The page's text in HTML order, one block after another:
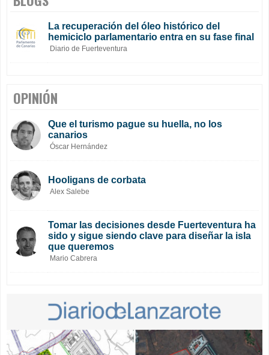
La recuperación del óleo histórico del
hemiciclo parlamentario entra en su fase final
Diario de Fuerteventura
OPINIÓN
Que el turismo pague su huella, no los
canarios
Óscar Hernández
Hooligans de corbata
Alex Salebe
Tomar las decisiones desde Fuerteventura ha
sido y sigue siendo clave para diseñar la isla
que queremos
Mario Cabrera